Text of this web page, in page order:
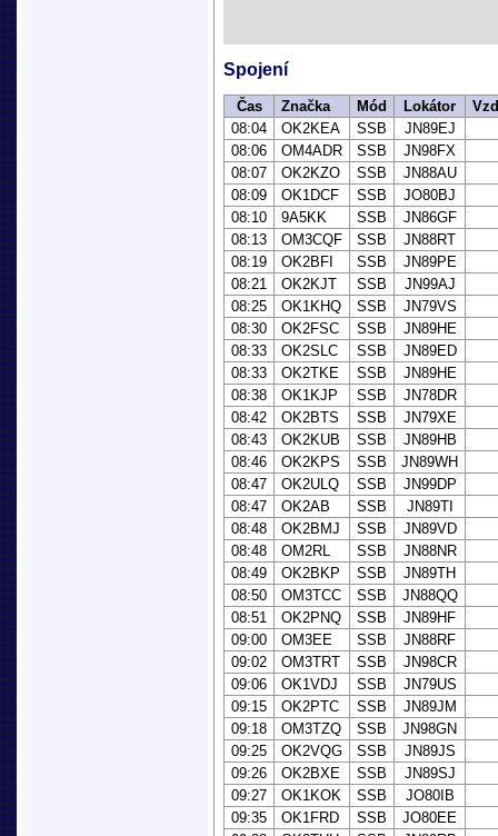
Spojení
Čas Značka Mód Lokátor
08:04
OK2KEA SSB
JN89EJ
08:06
OM4ADR SSB
JN98FX
08:07
OK2KZO SSB
JN88AU
08:09
OK1DCF SSB
JO80BJ
08:10
9A5KK SSB
JN86GF
08:13
OM3CQF SSB
JN88RT
08:19
OK2BFI SSB
JN89PE
08:21
OK2KJT SSB
JN99AJ
08:25
OK1KHQ SSB
JN79VS
08:30
OK2FSC SSB
JN89HE
08:33
OK2SLC SSB
JN89ED
08:33
OK2TKE SSB
JN89HE
08:38
OK1KJP SSB
JN78DR
08:42
OK2BTS SSB
JN79XE
08:43
OK2KUB SSB
JN89HB
08:46
OK2KPS SSB
JN89WH
08:47
OK2ULQ SSB
JN99DP
08:47
OK2AB SSB
JN89TI
08:48
OK2BMJ SSB
JN89VD
08:48
OM2RL SSB
JN88NR
08:49
OK2BKP SSB
JN89TH
08:50
OM3TCC SSB
JN88QQ
08:51
OK2PNQ SSB
JN89HF
09:00
OM3EE SSB
JN88RF
09:02
OM3TRT SSB
JN98CR
09:06
OK1VDJ SSB
JN79US
09:15
OK2PTC SSB
JN89JM
09:18
OM3TZQ SSB
JN98GN
09:25
OK2VQG SSB
JN89JS
09:26
OK2BXE SSB
JN89SJ
09:27
OK1KOK SSB
JO80IB
09:35
OK1FRD SSB
JO80EE